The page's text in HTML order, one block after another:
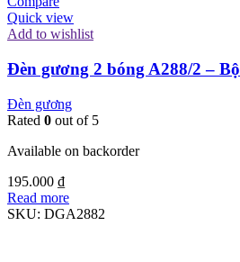
Quick view
Add to wishlist
Đèn gương 2 bóng A288/2 – Bộ
Đèn gương
Rated 0 out of 5
Available on backorder
195.000 ₫
Read more
SKU: DGA2882